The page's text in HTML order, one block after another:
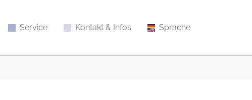
Service Kontakt & Infos Sprache